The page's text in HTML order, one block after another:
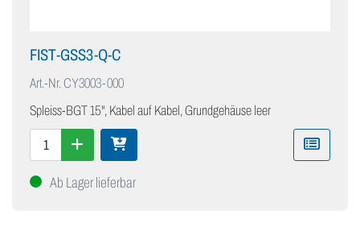
FIST-GSS3-Q-C
Art.-Nr.CY3003-000
Spleiss-BGT 15", Kabel auf Kabel, Grundgehäuse leer
Ab Lager lieferbar